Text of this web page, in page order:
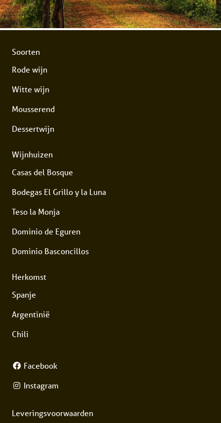
Soorten
Rode wijn
Witte wijn
Mousserend
Dessertwijn
Wijnhuizen
Casas del Bosque
Bodegas El Grillo y la Luna
Teso la Monja
Dominio de Eguren
Dominio Basconcillos
Herkomst
Spanje
Argentinië
Chili
Facebook
Instagram
Leveringsvoorwaarden